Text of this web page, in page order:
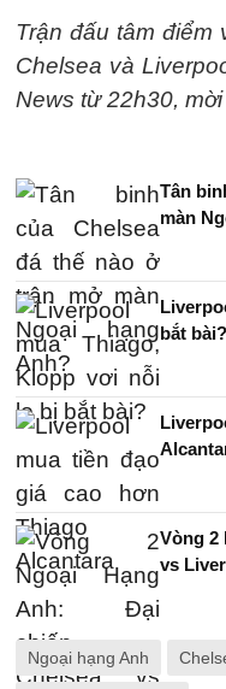
Trận đấu tâm điểm
Chelsea và
News từ 22h30,
Tân
màn
bắt bài?
Vòng 2
vs
Ngoại hạng Anh